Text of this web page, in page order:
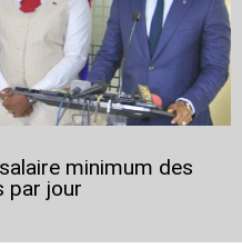
minimum des
par jour